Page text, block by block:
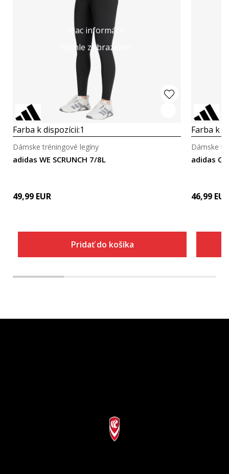
Viac informácií
Rýchle zobrazenie
Farba k dispozícii:1
adidas WE SCRUNCH 7/8L
Dámske tréningové legíny
49,99 EUR
Pridať do košíka
Farba k
adidas
Dámske
46,99 EUR